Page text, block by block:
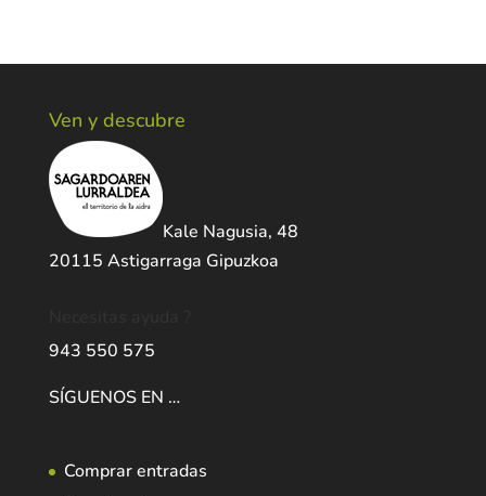
Ven y descubre
Kale Nagusia, 48
20115 Astigarraga Gipuzkoa
943 550 575
SÍGUENOS EN …
Comprar entradas